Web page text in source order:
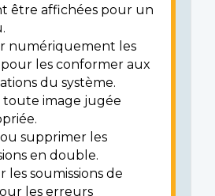
être affichées pour un
numériquement les
pour les conformer aux
du système.
toute image jugée
supprimer les
en double.
les soumissions de
les erreurs